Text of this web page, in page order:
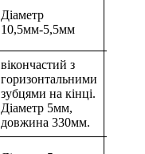
Діаметр
10,5мм-5,5мм
вікончастий з
горизонтальними
зубцями на кінці.
Діаметр 5мм,
довжина 330мм.